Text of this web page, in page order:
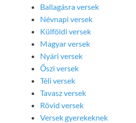
Ballagásra versek
Névnapi versek
Külföldi versek
Magyar versek
Nyári versek
Őszi versek
Téli versek
Tavasz versek
Rövid versek
Versek gyerekeknek